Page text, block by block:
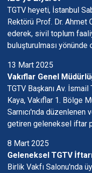
TGTV heyeti, İstanbul
Rektörü Prof. Dr. Ahmet
ederek, sivil toplum
buluşturulması yönünde
13 Mart 2025
Vakıflar Genel
TGTV Başkanı Av.
Kaya, Vakıflar 1. Bölge
Sarnıcı'nda
getiren geleneksel iftar
8 Mart 2025
Geleneksel TGTV İftarı
Birlik Vakfı Salonu'nda